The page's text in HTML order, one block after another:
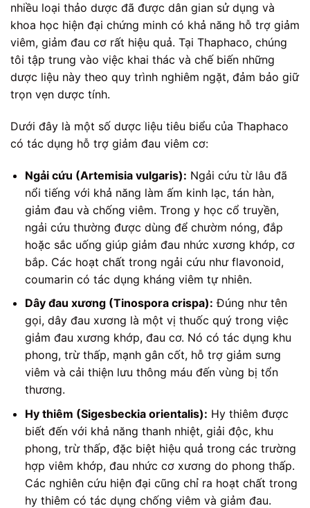
nhiều loại thảo dược đã được dân gian sử dụng và
khoa học hiện đại chứng minh có khả năng hỗ trợ giảm
viêm, giảm đau cơ rất hiệu quả. Tại Thaphaco, chúng
tôi tập trung vào việc khai thác và chế biến những
dược liệu này theo quy trình nghiêm ngặt, đảm bảo giữ
trọn vẹn dược tính.
Dưới đây là một số dược liệu tiêu biểu của Thaphaco
có tác dụng hỗ trợ giảm đau viêm cơ:
Ngải cứu (Artemisia vulgaris): Ngải cứu từ lâu đã
nổi tiếng với khả năng làm ấm kinh lạc, tán hàn,
giảm đau và chống viêm. Trong y học cổ truyền,
ngải cứu thường được dùng để chườm nóng, đắp
hoặc sắc uống giúp giảm đau nhức xương khớp, cơ
bắp. Các hoạt chất trong ngải cứu như flavonoid,
coumarin có tác dụng kháng viêm tự nhiên.
Dây đau xương (Tinospora crispa): Đúng như tên
gọi, dây đau xương là một vị thuốc quý trong việc
giảm đau xương khớp, đau cơ. Nó có tác dụng khu
phong, trừ thấp, mạnh gân cốt, hỗ trợ giảm sưng
viêm và cải thiện lưu thông máu đến vùng bị tổn
thương.
Hy thiêm (Sigesbeckia orientalis): Hy thiêm được
biết đến với khả năng thanh nhiệt, giải độc, khu
phong, trừ thấp, đặc biệt hiệu quả trong các trường
hợp viêm khớp, đau nhức cơ xương do phong thấp.
Các nghiên cứu hiện đại cũng chỉ ra hoạt chất trong
hy thiêm có tác dụng chống viêm và giảm đau.